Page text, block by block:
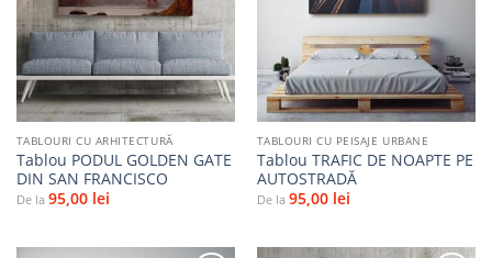
favorite
TABLOURI CU ARHITECTURĂ
Tablou PODUL GOLDEN GATE
DIN SAN FRANCISCO
De la 95,00 lei
TABLOURI CU PEISAJE URBANE
Tablou TRAFIC DE NOAPTE PE
AUTOSTRADĂ
De la 95,00 lei